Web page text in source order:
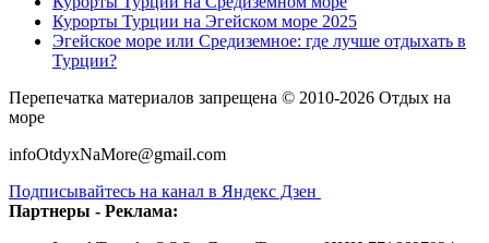
Курорты Турции на Эгейском море 2025
Эгейское море или Средиземное: где лучше отдыхать в
Турции?
Перепечатка материалов запрещена © 2010-2026 Отдых на
море
infoOtdyxNaMore@gmail.com
Подписывайтесь на канал в Яндекс Дзен
Партнеры - Реклама: